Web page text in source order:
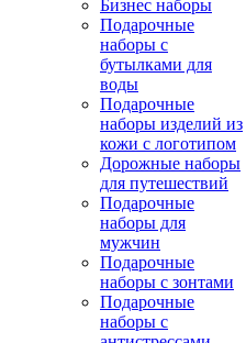
Бизнес наборы
Подарочные
наборы с
бутылками для
воды
Подарочные
наборы изделий из
кожи с логотипом
Дорожные наборы
для путешествий
Подарочные
наборы для
мужчин
Подарочные
наборы с зонтами
Подарочные
наборы с